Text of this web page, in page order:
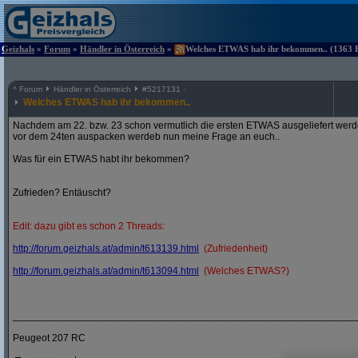
Geizhals » Forum » Händler in Österreich » Welches ETWAS hab ihr bekommen.. (1363
^ Forum Händler in Österreich #5217131
Welches ETWAS hab ihr bekommen..
Nachdem am 22. bzw. 23 schon vermutlich die ersten ETWAS ausgeliefert
vor dem 24ten auspacken werdeb nun meine Frage an euch..
Was für ein ETWAS habt ihr bekommen?
Zufrieden? Entäuscht?
Edit: dazu gibt es schon 2 Threads:
http://forum.geizhals.at/admin/t613139.html
(Zufriedenheit)
http://forum.geizhals.at/admin/t613094.html (Welches ETWAS?)
Peugeot 207 RC